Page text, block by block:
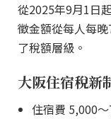
從2025年9月1日
徵金額從每人每
了稅額層級。
大阪住宿稅新
住宿費 5,000